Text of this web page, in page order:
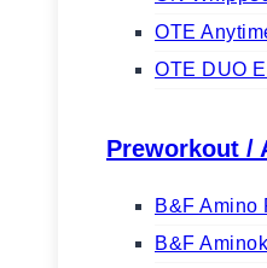
OTE
OTE DUO
Preworkout /
B&F Amino
B&F